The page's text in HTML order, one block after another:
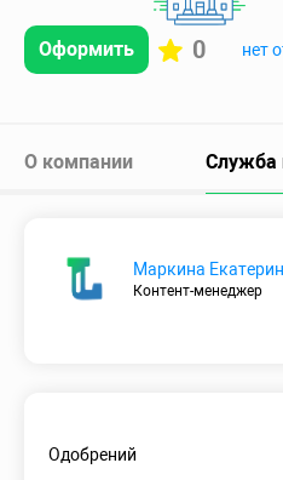
Оформить 0 нет
О компании Служба
Маркина
Контент-менеджер
Одобрений